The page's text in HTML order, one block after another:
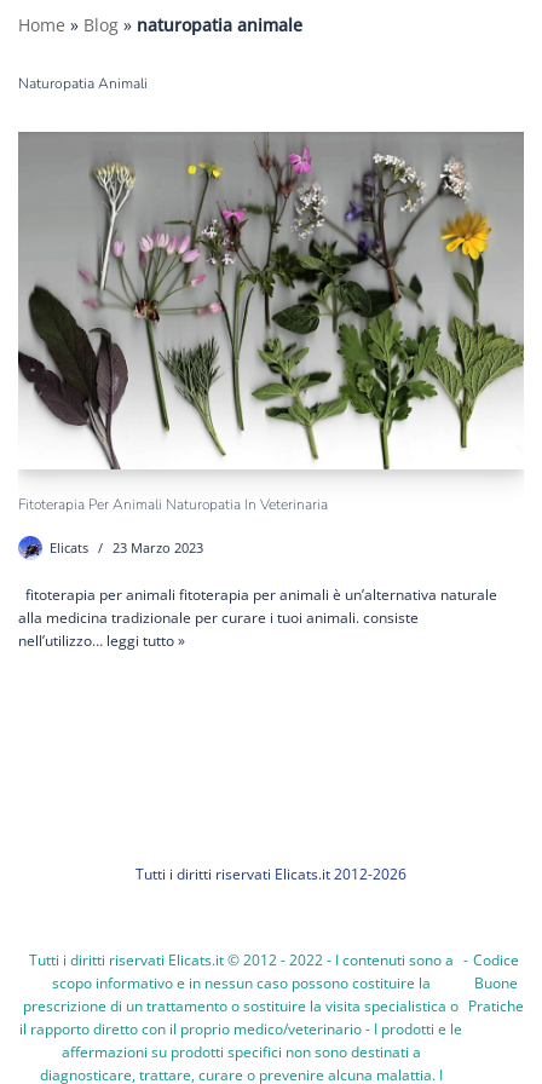
Home » Blog » naturopatia animale
Naturopatia Animali
Fitoterapia Per Animali Naturopatia In Veterinaria
Elicats 23 Marzo 2023
fitoterapia per animali fitoterapia per animali è un’alternativa naturale
alla medicina tradizionale per curare i tuoi animali. consiste
nell’utilizzo… leggi tutto »
Tutti i diritti riservati Elicats.it 2012-2026
Tutti i diritti riservati Elicats.it © 2012 - 2022 - I contenuti sono a
scopo informativo e in nessun caso possono costituire la
prescrizione di un trattamento o sostituire la visita specialistica o
il rapporto diretto con il proprio medico/veterinario - I prodotti e le
affermazioni su prodotti specifici non sono destinati a
diagnosticare, trattare, curare o prevenire alcuna malattia. I
- Codice
Buone
Pratiche